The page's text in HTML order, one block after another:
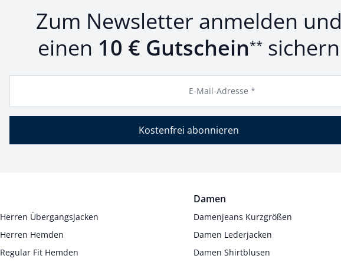
Zum Newsletter anmelden und
einen 10 € Gutschein** sichern
E-Mail-Adresse *
Kostenfrei abonnieren
Herren Übergangsjacken
Herren Hemden
Regular Fit Hemden
Damen
Damenjeans Kurzgrößen
Damen Lederjacken
Damen Shirtblusen